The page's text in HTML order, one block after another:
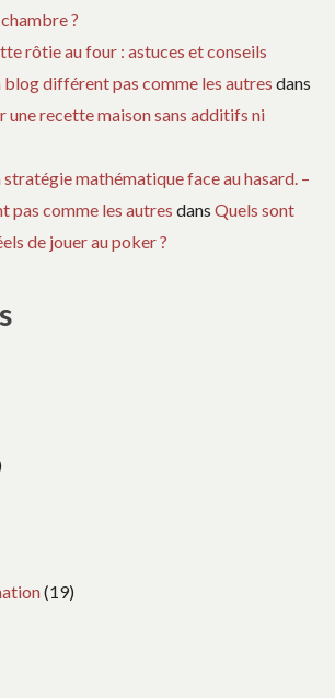
?
rôtie au four : astuces et conseils
blog différent pas comme les autres dans
une recette maison sans additifs ni
stratégie mathématique face au hasard. –
pas comme les autres dans Quels sont
de jouer au poker ?
(19)